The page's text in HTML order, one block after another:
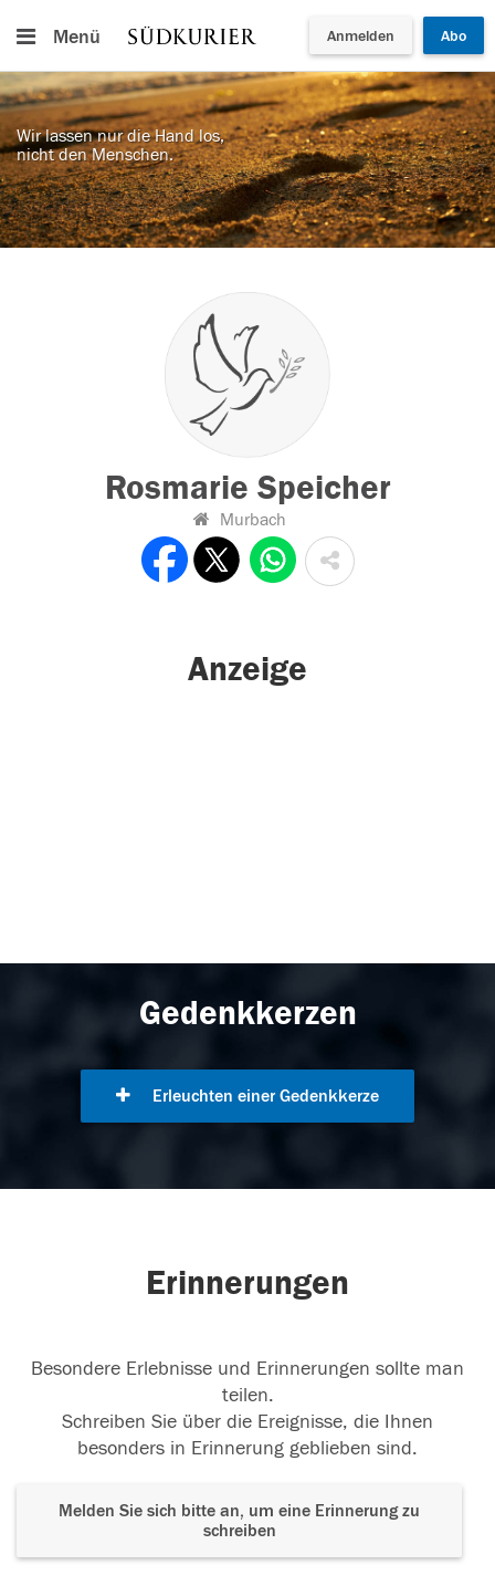
Menü Anmelden Abo
Wir lassen nur die Hand los,
nicht den Menschen.
Rosmarie Speicher
Murbach
Anzeige
Gedenkkerzen
Erleuchten einer Gedenkkerze
Erinnerungen
Besondere Erlebnisse und Erinnerungen sollte man
teilen.
Schreiben Sie über die Ereignisse, die Ihnen
besonders in Erinnerung geblieben sind.
Melden Sie sich bitte an, um eine Erinnerung zu
schreiben